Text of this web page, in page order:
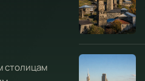
столицам